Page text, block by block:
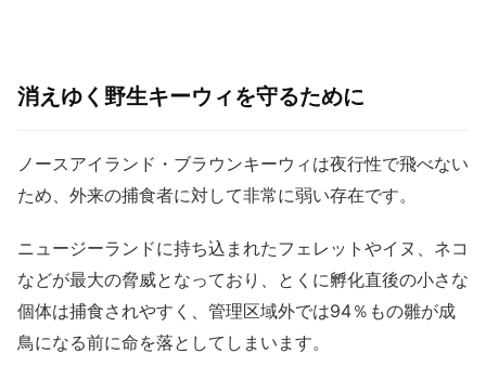
消えゆく野生キーウィを守るために
ノースアイランド・ブラウンキーウィは夜行性で飛べない
ため、外来の捕食者に対して非常に弱い存在です。
ニュージーランドに持ち込まれたフェレットやイヌ、ネコ
などが最大の脅威となっており、とくに孵化直後の小さな
個体は捕食されやすく、管理区域外では94％もの雛が成
鳥になる前に命を落としてしまいます。